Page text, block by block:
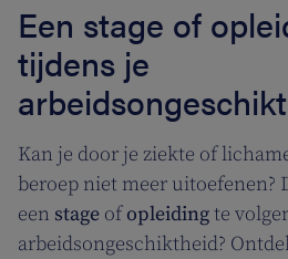
Een stage of
tijdens je
Kan je door je ziekte of
beroep niet meer uitoefenen?
een stage ofopleidingte
arbeidsongeschiktheid?